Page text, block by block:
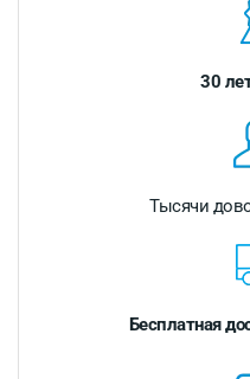
30
Тысячи
Бесплатная